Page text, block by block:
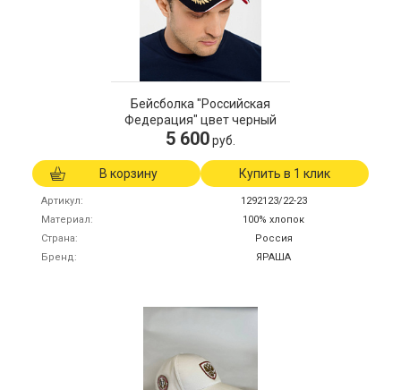
Бейсболка "Российская
Федерация" цвет черный
5 600руб.
В корзину Купить в 1 клик
Артикул
1292123/22-23
Материал
100% хлопок
Страна
Россия
Бренд
ЯРАША